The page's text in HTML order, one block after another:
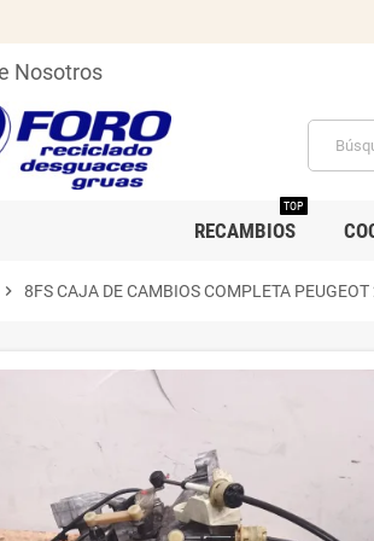
Nosotros
RECAMBIOS
TOP
chevron_right 8FS CAJA DE CAMBIOS COMPLETA